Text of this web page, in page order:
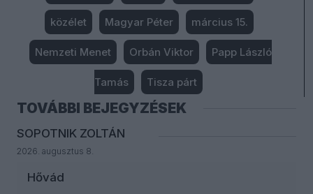
közélet Magyar Péter március 15.
Nemzeti Menet Orbán Viktor Papp László
Tamás Tisza párt
TOVÁBBI BEJEGYZÉSEK
SOPOTNIK ZOLTÁN
2026. augusztus 8.
Hővád